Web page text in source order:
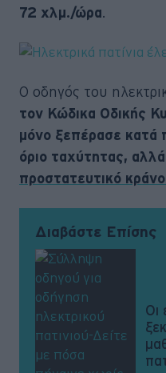
72 χλμ./ώρα.
Ο οδηγός του
τον Κώδικα Οδικής
μόνο ξεπέρασε κατά
όριο ταχύτητας,
προστατευτικό
Διαβάστε Επίσης
Οι